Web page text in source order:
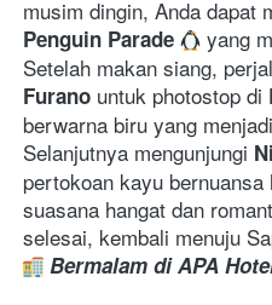
Penguin Parade
yang
Furano untuk photostop di
berwarna biru yang
Selanjutnya mengunjungi
pertokoan kayu
suasana hangat dan
selesai, kembali menuju
Bermalam di APA